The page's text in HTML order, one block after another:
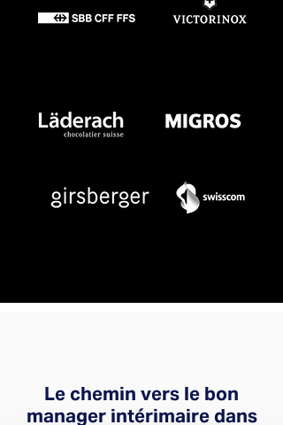
Le chemin vers le bon
manager intérimaire dans